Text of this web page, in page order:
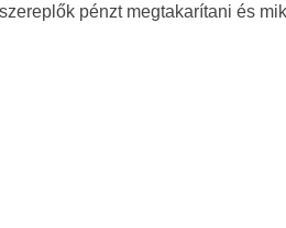
pénzt megtakarítani és